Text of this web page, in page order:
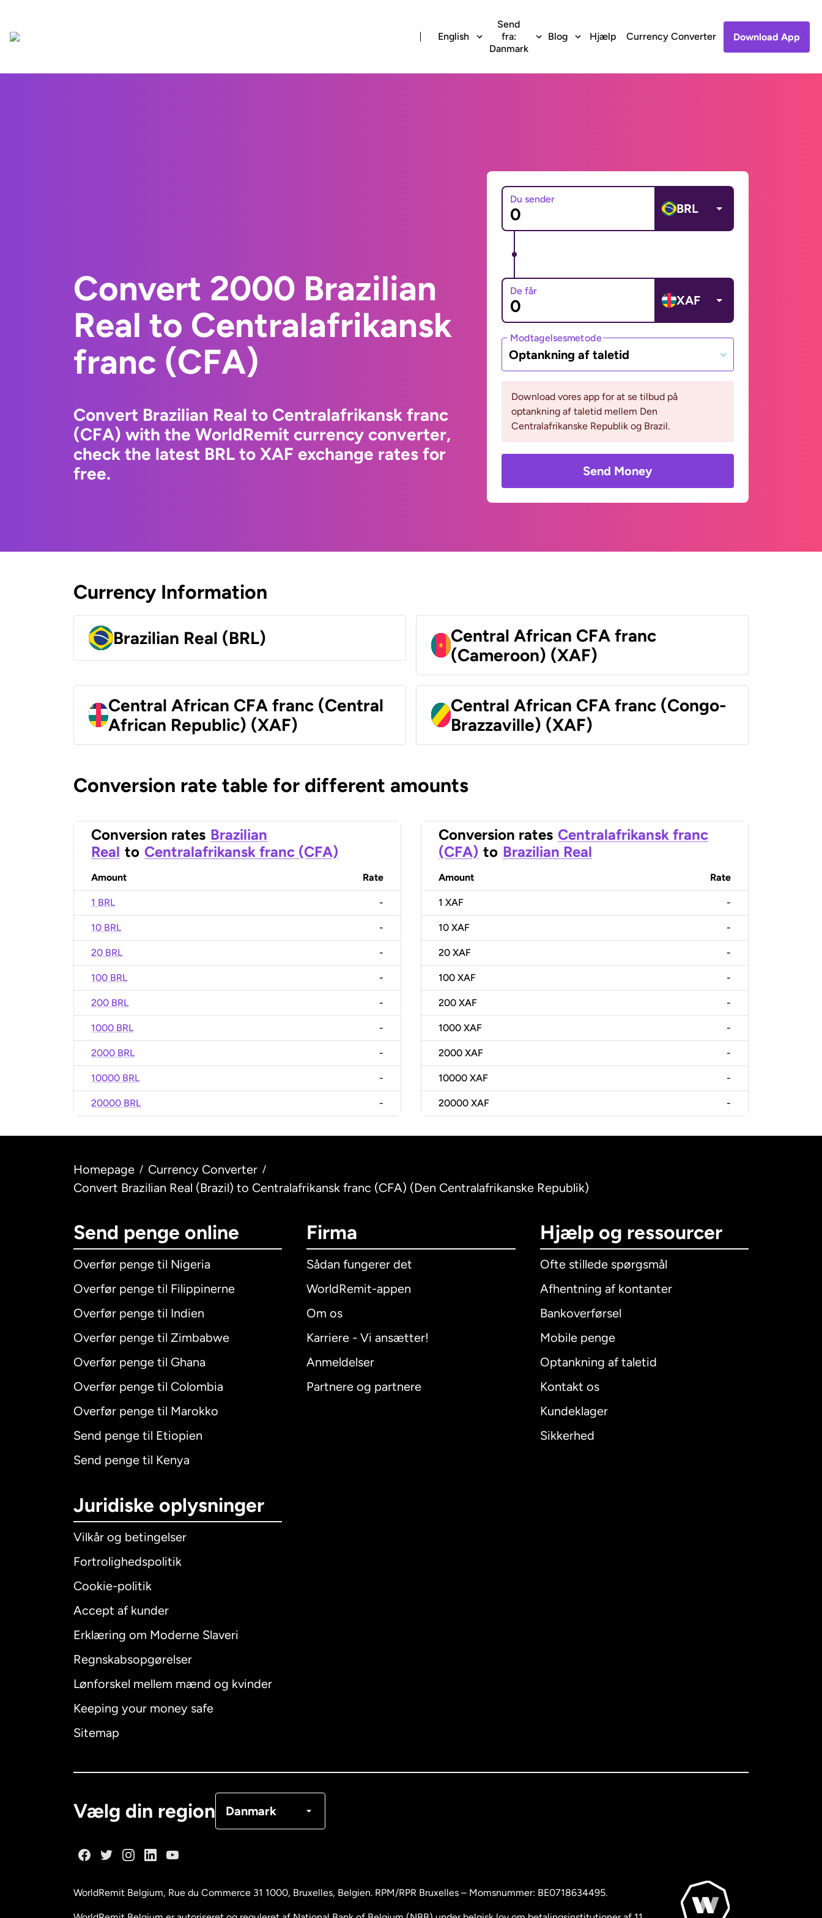
English
Send
fra:
Danmark
Blog Hjælp Currency Converter Download App
Convert 2000 Brazilian
Real to Centralafrikansk
franc (CFA)
Convert Brazilian Real to Centralafrikansk franc
(CFA) with the WorldRemit currency converter,
check the latest BRL to XAF exchange rates for
free.
Du sender
BRL
De får
XAF
Modtagelsesmetode
Optankning af taletid
Download vores app for at se tilbud på
optankning af taletid mellem Den
Centralafrikanske Republik og Brazil.
Send Money
Currency Information
Brazilian Real (BRL)
Central African CFA franc
(Cameroon) (XAF)
Central African CFA franc (Central
African Republic) (XAF)
Central African CFA franc (Congo-
Brazzaville) (XAF)
Conversion rate table for different amounts
Conversion rates Brazilian
Real to Centralafrikansk franc (CFA)
Amount Rate
1 BRL -
10 BRL -
20 BRL -
100 BRL -
200 BRL -
1000 BRL -
2000 BRL -
10000 BRL -
20000 BRL -
Conversion rates Centralafrikansk franc
(CFA) to Brazilian Real
Amount Rate
1 XAF -
10 XAF -
20 XAF -
100 XAF -
200 XAF -
1000 XAF -
2000 XAF -
10000 XAF -
20000 XAF -
Homepage / Currency Converter /
Convert Brazilian Real (Brazil) to Centralafrikansk franc (CFA) (Den Centralafrikanske Republik)
Send penge online
Overfør penge til Nigeria
Overfør penge til Filippinerne
Overfør penge til Indien
Overfør penge til Zimbabwe
Overfør penge til Ghana
Overfør penge til Colombia
Overfør penge til Marokko
Send penge til Etiopien
Send penge til Kenya
Firma
Sådan fungerer det
WorldRemit-appen
Om os
Karriere - Vi ansætter!
Anmeldelser
Partnere og partnere
Hjælp og ressourcer
Ofte stillede spørgsmål
Afhentning af kontanter
Bankoverførsel
Mobile penge
Optankning af taletid
Kontakt os
Kundeklager
Sikkerhed
Juridiske oplysninger
Vilkår og betingelser
Fortrolighedspolitik
Cookie-politik
Accept af kunder
Erklæring om Moderne Slaveri
Regnskabsopgørelser
Lønforskel mellem mænd og kvinder
Keeping your money safe
Sitemap
Vælg din region Danmark
Australien
Malaysia
WorldRemit Belgium, Rue du Commerce 31 1000, Bruxelles, Belgien. RPM/RPR Bruxelles – Momsnummer: BE0718634495.